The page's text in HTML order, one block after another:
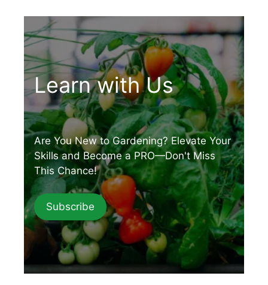
Learn with Us
Are You New to Gardening? Elevate Your
Skills and Become a PRO—Don't Miss
This Chance!
Subscribe